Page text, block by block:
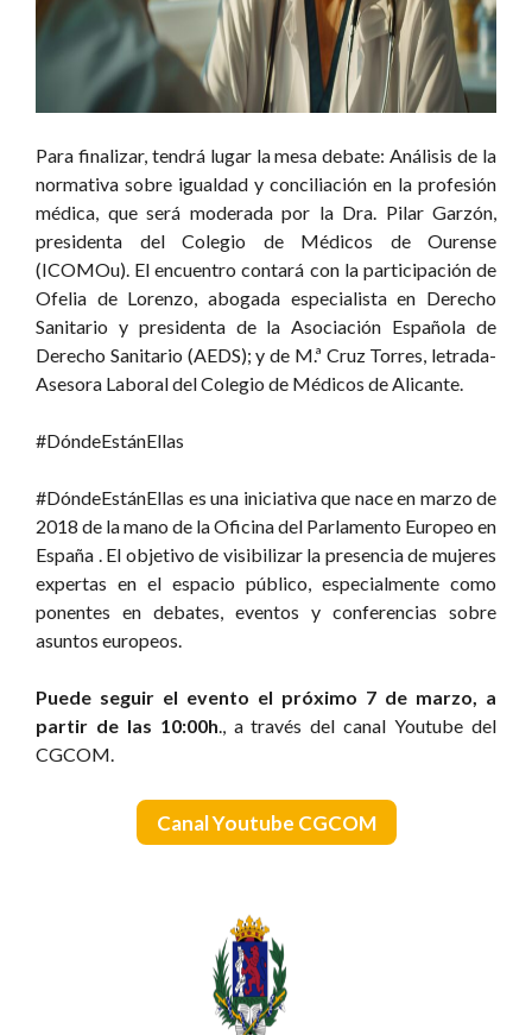
Para finalizar, tendrá lugar la mesa debate: Análisis de la
normativa sobre igualdad y conciliación en la profesión
médica, que será moderada por la Dra. Pilar Garzón,
presidenta del Colegio de Médicos de Ourense
(ICOMOu). El encuentro contará con la participación de
Ofelia de Lorenzo, abogada especialista en Derecho
Sanitario y presidenta de la Asociación Española de
Derecho Sanitario (AEDS); y de M.ª Cruz Torres, letrada-
Asesora Laboral del Colegio de Médicos de Alicante.
#DóndeEstánEllas
#DóndeEstánEllas es una iniciativa que nace en marzo de
2018 de la mano de la Oficina del Parlamento Europeo en
España . El objetivo de visibilizar la presencia de mujeres
expertas en el espacio público, especialmente como
ponentes en debates, eventos y conferencias sobre
asuntos europeos.
Puede seguir el evento el próximo 7 de marzo, a
partir de las 10:00h., a través del canal Youtube del
CGCOM.
Canal Youtube CGCOM